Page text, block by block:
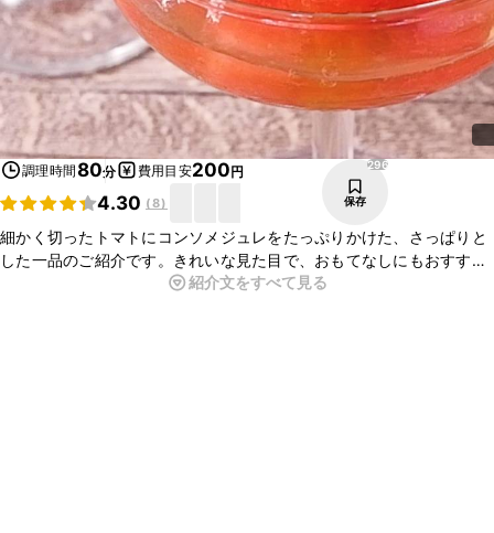
調理時間80分 費用目安200円
4.30 (8)
296
保存
細かく切ったトマトにコンソメジュレをたっぷりかけた、さっぱりと
した一品のご紹介です。きれいな見た目で、おもてなしにもおすすめ
ですよ。ぜひお試しくださいね。紹介文をすべて見る